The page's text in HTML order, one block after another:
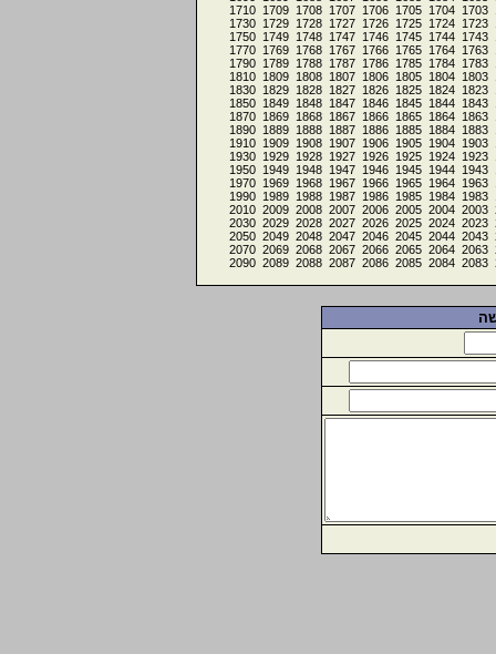
1703
1704
1705
1706
1707
1708
1709
1710
1723
1724
1725
1726
1727
1728
1729
1730
1743
1744
1745
1746
1747
1748
1749
1750
1763
1764
1765
1766
1767
1768
1769
1770
1783
1784
1785
1786
1787
1788
1789
1790
1803
1804
1805
1806
1807
1808
1809
1810
1823
1824
1825
1826
1827
1828
1829
1830
1843
1844
1845
1846
1847
1848
1849
1850
1863
1864
1865
1866
1867
1868
1869
1870
1883
1884
1885
1886
1887
1888
1889
1890
1903
1904
1905
1906
1907
1908
1909
1910
1923
1924
1925
1926
1927
1928
1929
1930
1943
1944
1945
1946
1947
1948
1949
1950
1963
1964
1965
1966
1967
1968
1969
1970
1983
1984
1985
1986
1987
1988
1989
1990
2003
2004
2005
2006
2007
2008
2009
2010
2023
2024
2025
2026
2027
2028
2029
2030
2043
2044
2045
2046
2047
2048
2049
2050
2063
2064
2065
2066
2067
2068
2069
2070
2083
2084
2085
2086
2087
2088
2089
2090